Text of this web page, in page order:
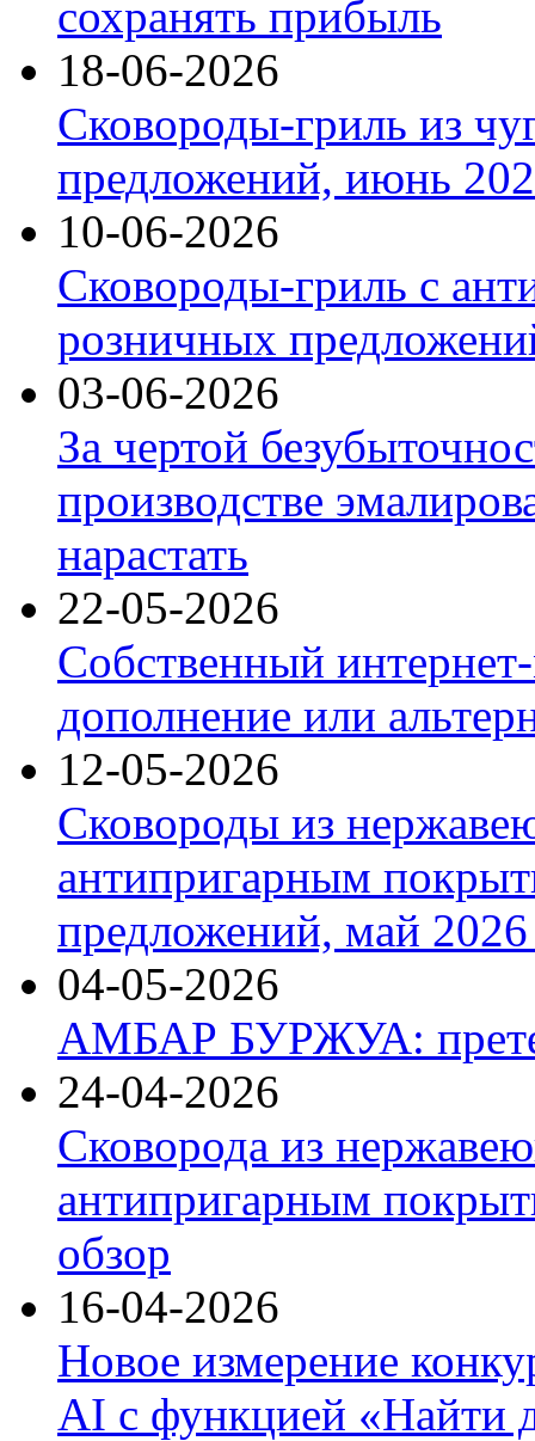
сохранять прибыль
18-06-2026
Сковороды-гриль из
предложений, июнь
10-06-2026
Сковороды-гриль с
розничных
03-06-2026
За чертой
производстве
нарастать
22-05-2026
Собственный
дополнение или
12-05-2026
Сковороды из
антипригарным
предложений, май 2026
04-05-2026
АМБАР БУРЖУА:
24-04-2026
Сковорода из
антипригарным
обзор
16-04-2026
Новое измерение
AI с функцией «Найти